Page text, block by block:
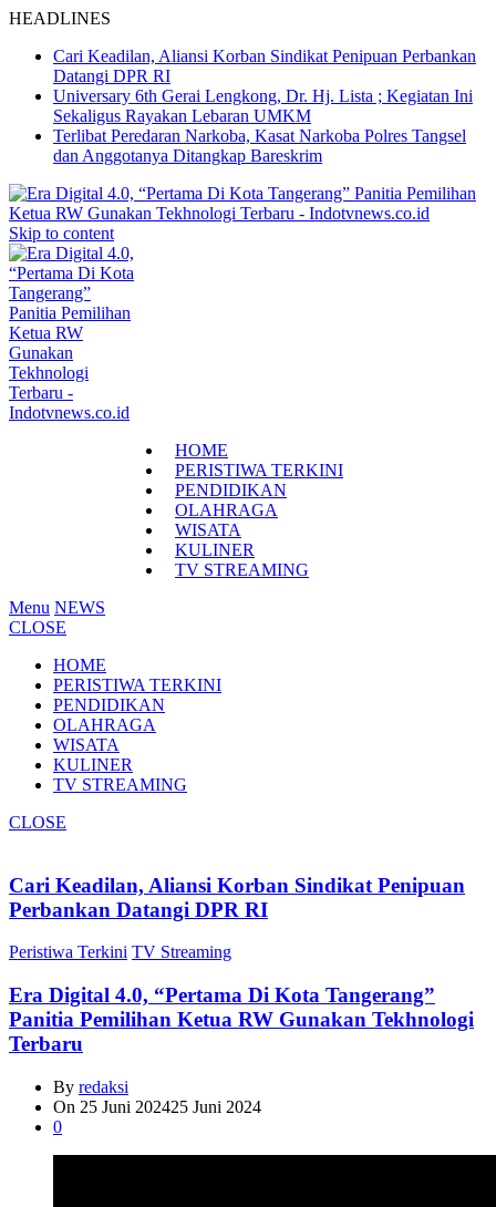
HEADLINES
Cari Keadilan, Aliansi Korban Sindikat Penipuan Perbankan
Datangi DPR RI
Universary 6th Gerai Lengkong, Dr. Hj. Lista ; Kegiatan Ini
Sekaligus Rayakan Lebaran UMKM
Terlibat Peredaran Narkoba, Kasat Narkoba Polres Tangsel
dan Anggotanya Ditangkap Bareskrim
Skip to content
HOME
PERISTIWA TERKINI
PENDIDIKAN
OLAHRAGA
WISATA
KULINER
TV STREAMING
Menu NEWS
CLOSE
HOME
PERISTIWA TERKINI
PENDIDIKAN
OLAHRAGA
WISATA
KULINER
TV STREAMING
CLOSE
Cari Keadilan, Aliansi Korban Sindikat Penipuan
Perbankan Datangi DPR RI
Peristiwa Terkini TV Streaming
Era Digital 4.0, “Pertama Di Kota Tangerang”
Panitia Pemilihan Ketua RW Gunakan Tekhnologi
Terbaru
By redaksi
On 25 Juni 202425 Juni 2024
0